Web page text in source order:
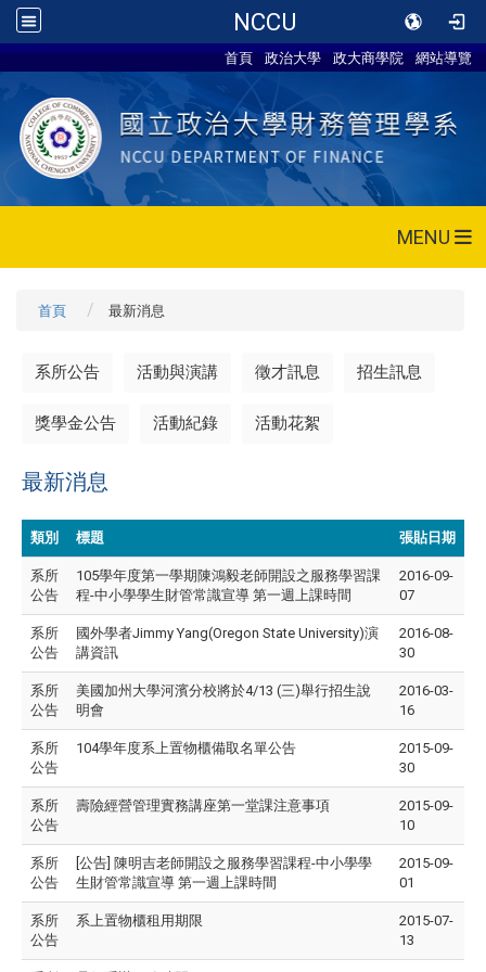
NCCU
首頁 政治大學 政大商學院 網站導覽
MENU
首頁 最新消息
系所公告 活動與演講 徵才訊息 招生訊息
獎學金公告 活動紀錄 活動花絮
最新消息
類別 標題 張貼日期
系所
公告
105學年度第一學期陳鴻毅老師開設之服務學習課
程-中小學學生財管常識宣導 第一週上課時間
2016-09-
07
系所
公告
國外學者Jimmy Yang(Oregon State University)演
講資訊
2016-08-
30
系所
公告
美國加州大學河濱分校將於4/13 (三)舉行招生說
明會
2016-03-
16
系所
公告
104學年度系上置物櫃備取名單公告
2015-09-
30
系所
公告
壽險經營管理實務講座第一堂課注意事項
2015-09-
10
系所
公告
[公告] 陳明吉老師開設之服務學習課程-中小學學
生財管常識宣導 第一週上課時間
2015-09-
01
系所
公告
系上置物櫃租用期限
2015-07-
13